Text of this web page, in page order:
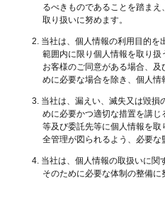
るべきものであることを踏ま
取り扱いに努めます。
当社は、個人情報の利用目的を
範囲内に限り個人情報を取り扱
お客様のご同意がある場合、
めに必要な場合を除き、個人情
当社は、漏えい、滅失又は毀損
めに必要かつ適切な措置を講
等及び委託先等に個人情報を
全管理が図られるよう、必要な
当社は、個人情報の取扱いに関
そのために必要な体制の整備に